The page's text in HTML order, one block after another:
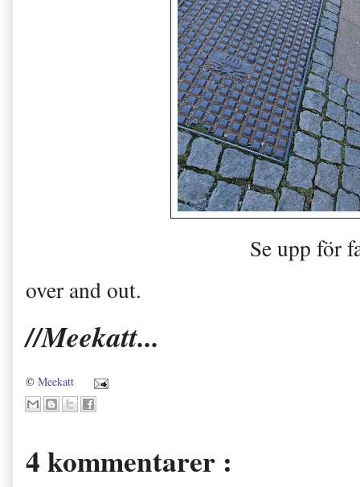
Se upp för
over and out.
//Meekatt...
© Meekatt
4 kommentarer :